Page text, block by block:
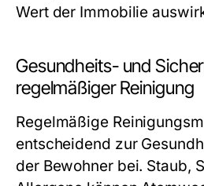
Wert der Immobilie
Gesundheits- und
regelmäßiger Reinigung
Regelmäßige
entscheidend zur
der Bewohner bei. Staub,